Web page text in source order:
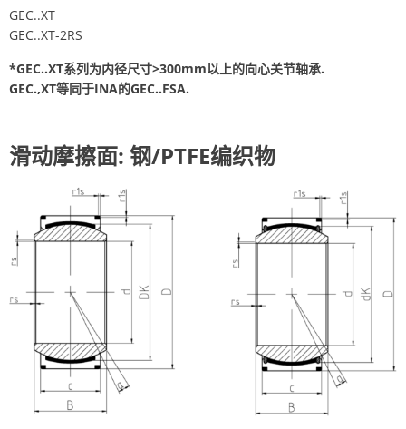
GEC..XT
GEC..XT-2RS
*GEC..XT系列为内径尺寸>300mm以上的向心关节轴承.
GEC.,XT等同于INA的GEC..FSA.
滑动摩擦面: 钢/PTFE编织物